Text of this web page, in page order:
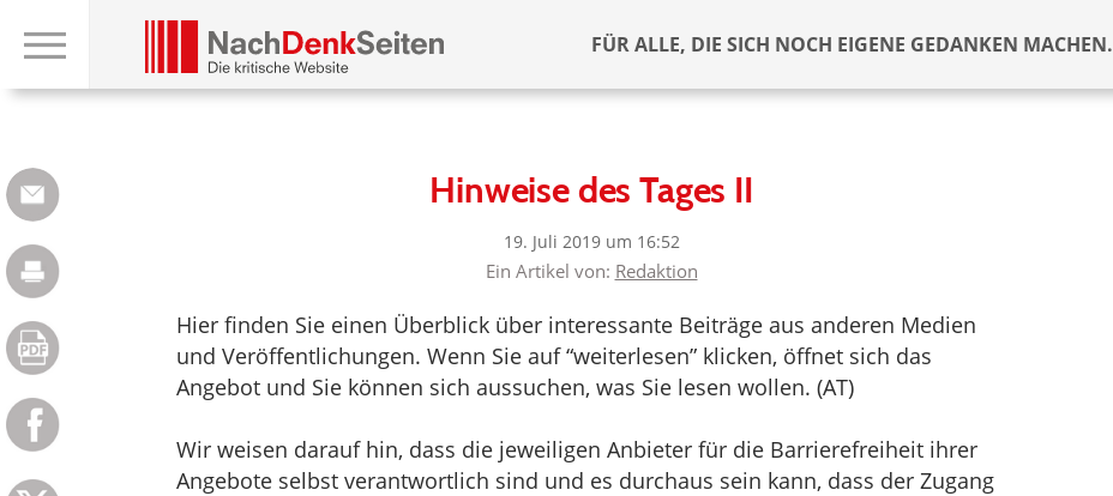
FÜR ALLE, DIE SICH NOCH EIGENE GEDANKEN MACHEN.
Hinweise des Tages II
19. Juli 2019 um 16:52
Ein Artikel von: Redaktion
Hier finden Sie einen Überblick über interessante Beiträge aus anderen Medien
und Veröffentlichungen. Wenn Sie auf “weiterlesen” klicken, öffnet sich das
Angebot und Sie können sich aussuchen, was Sie lesen wollen. (AT)
Wir weisen darauf hin, dass die jeweiligen Anbieter für die Barrierefreiheit ihrer
Angebote selbst verantwortlich sind und es durchaus sein kann, dass der Zugang